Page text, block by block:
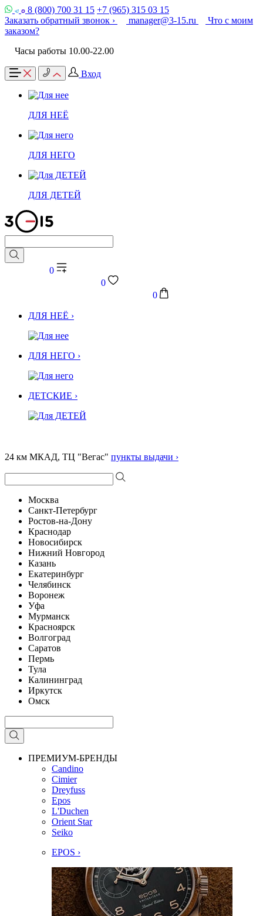
8 (800) 700 31 15 +7 (965) 315 03 15
Заказать обратный звонок ›
manager@3-15.ru
Что с моим
заказом?
Часы работы 10.00-22.00
Вход
ДЛЯ НЕЁ
ДЛЯ НЕГО
ДЛЯ ДЕТЕЙ
0
0
0
ДЛЯ НЕЁ ›
ДЛЯ НЕГО ›
ДЕТСКИЕ ›
24 км МКАД, ТЦ "Вегас" пункты выдачи ›
Москва
Санкт-Петербург
Ростов-на-Дону
Краснодар
Новосибирск
Нижний Новгород
Казань
Екатеринбург
Челябинск
Воронеж
Уфа
Мурманск
Красноярск
Волгоград
Саратов
Пермь
Тула
Калининград
Иркутск
Омск
ПРЕМИУМ-БРЕНДЫ
Candino
Cimier
Dreyfuss
Epos
L'Duchen
Orient Star
Seiko
EPOS ›